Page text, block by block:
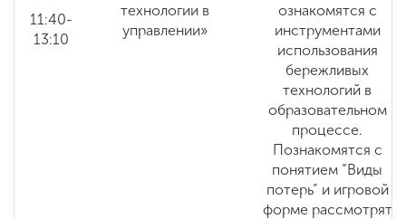
11:40-
13:10
технологии в
управлении»
ознакомятся с
инструментами
использования
бережливых
технологий в
образовательном
процессе.
Познакомятся с
понятием “Виды
потерь” и игровой
форме рассмотрят